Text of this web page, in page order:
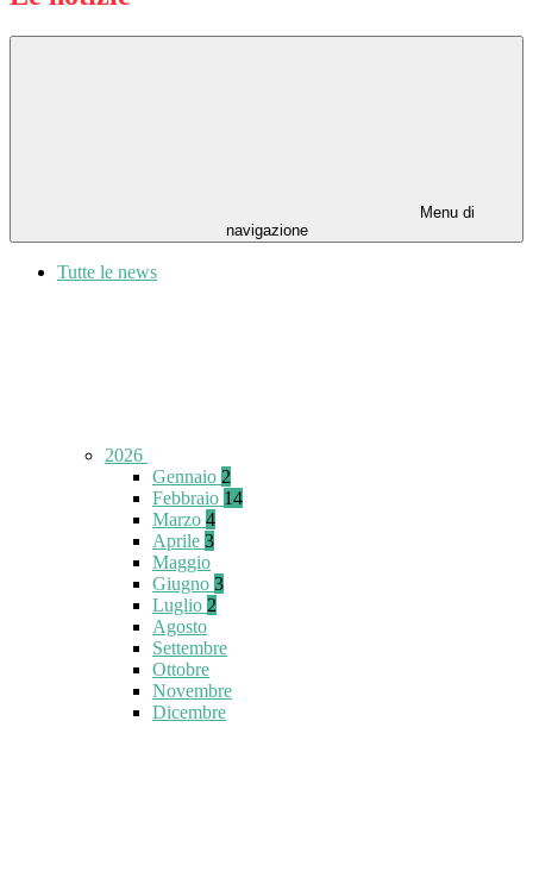
Menu di
navigazione
Tutte le news
2026
Gennaio 2
Febbraio 14
Marzo 4
Aprile 3
Maggio
Giugno 3
Luglio 2
Agosto
Settembre
Ottobre
Novembre
Dicembre